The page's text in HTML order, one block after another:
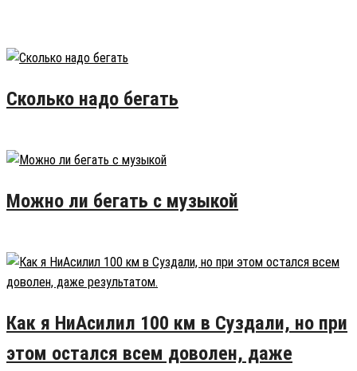
Сколько надо бегать
Можно ли бегать с музыкой
Как я НиАсилил 100 км в Суздали, но при
этом остался всем доволен, даже